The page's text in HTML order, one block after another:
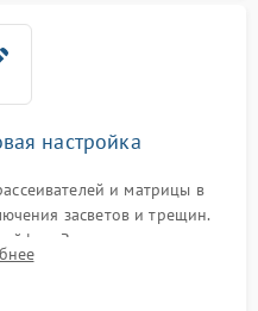
настройка
и матрицы в
засветов и трещин.
Закрытие корпуса.
обеспечения.